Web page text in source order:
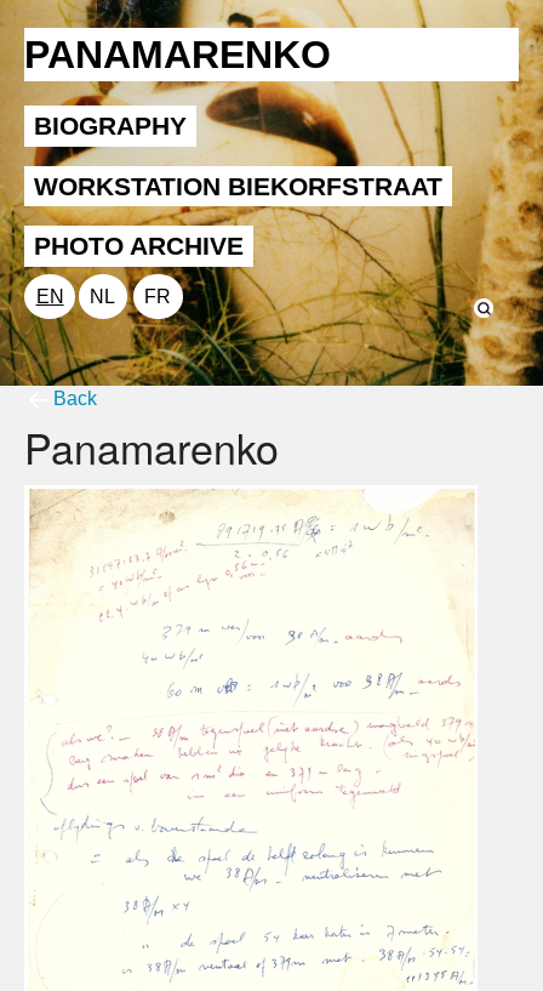
PANAMARENKO
BIOGRAPHY
WORKSTATION BIEKORFSTRAAT
PHOTO ARCHIVE
EN NL FR
Back
Panamarenko